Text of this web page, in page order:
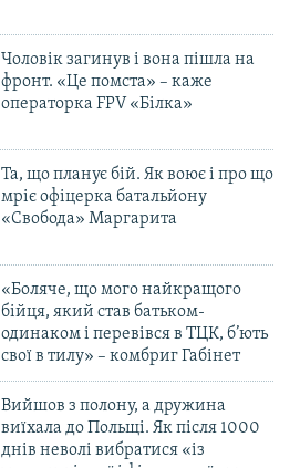
Чоловік загинув і вона пішла на
фронт. «Це помста» – каже
операторка FPV «Білка»
Та, що планує бій. Як воює і про що
мріє офіцерка батальйону
«Свобода» Маргарита
«Боляче, що мого найкращого
бійця, який став батьком-
одинаком і перевівся в ТЦК, б’ють
свої в тилу» – комбриг Габінет
Вийшов з полону, а дружина
виїхала до Польщі. Як після 1000
днів неволі вибратися «із